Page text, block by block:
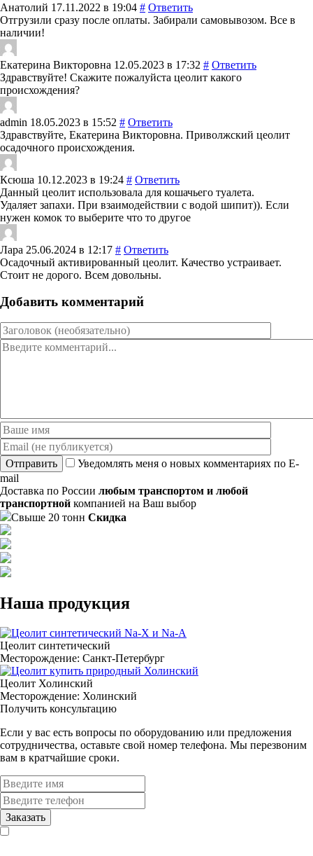
Анатолий 17.11.2022 в 19:04 # Ответить
Отгрузили сразу после оплаты. Забирали самовывозом. Все в
наличии!
Екатерина Викторовна 12.05.2023 в 17:32 # Ответить
Здравствуйте! Скажите пожалуйста цеолит какого
происхождения?
admin 18.05.2023 в 15:52 # Ответить
Здравствуйте, Екатерина Викторовна. Приволжский цеолит
осадочного происхождения.
Ксюша 10.12.2023 в 19:24 # Ответить
Данный цеолит использовала для кошачьего туалета.
Удаляет запахи. При взаимодействии с водой шипит)). Если
нужен комок то выберите что то другое
Лара 25.06.2024 в 12:17 # Ответить
Осадочный активированный цеолит. Качество устраивает.
Стоит не дорого. Всем довольны.
Добавить комментарий
Отправить
Уведомлять меня о новых комментариях по E-
mail
Доставка по России любым транспортом и любой
транспортной компанией на Ваш выбор
Свыше 20 тонн Скидка
Наша продукция
Цеолит синтетический
Месторождение: Санкт-Петербург
Цеолит Холинский
Месторождение: Холинский
Получить консультацию
Если у вас есть вопросы по оборудованию или предложения
сотрудничества, оставьте свой номер телефона. Мы перезвоним
вам в кратчайшие сроки.
Заказать